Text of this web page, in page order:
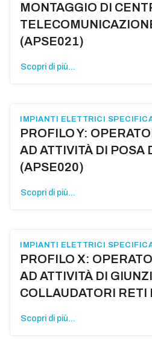
MONTAGGIO DI
(APSE021)
Scopri di più...
IMPIANTI ELETTRICI
PROFILO Y:
AD ATTIVITÀ DI POSA
(APSE020)
Scopri di più...
IMPIANTI ELETTRICI
PROFILO X:
AD ATTIVITÀ DI
COLLAUDATORI RETI
Scopri di più...